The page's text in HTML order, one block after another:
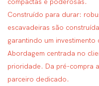
compactas e poderosas.
Construído para durar:
escavadeiras são
garantindo um investimento
Abordagem centrada no
prioridade. Da pré-compra
parceiro dedicado.